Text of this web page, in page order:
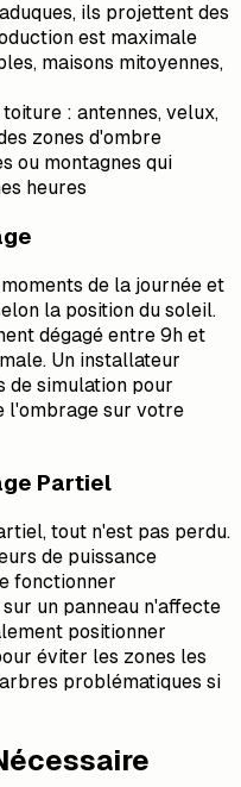
ils projettent des
est maximale
maisons mitoyennes,
: antennes, velux,
zones d'ombre
ou montagnes qui
heures
de la journée et
la position du soleil.
dégagé entre 9h et
Un installateur
de simulation pour
l'ombrage sur votre
Partiel
tout n'est pas perdu.
de puissance
fonctionner
un panneau n'affecte
positionner
éviter les zones les
problématiques si